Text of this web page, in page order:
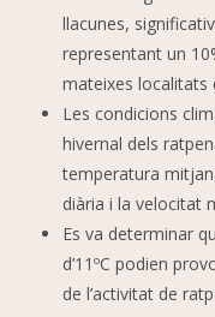
llacunes,
representant un
mateixes localitats
Les condicions
hivernal dels
temperatura
diària i la velocitat
Es va determinar
d’11ºC podien
de l’activitat de